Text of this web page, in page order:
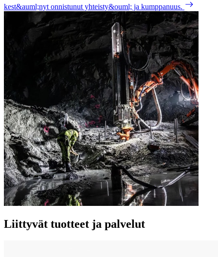
kest&auml;nyt onnistunut yhteisty&ouml; ja kumppanuus.
Liittyvät tuotteet ja palvelut